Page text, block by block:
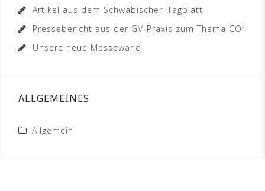
Artikel aus dem Schwäbischen Tagblatt
Pressebericht aus der GV-Praxis zum Thema CO²
Unsere neue Messewand
ALLGEMEINES
Allgemein